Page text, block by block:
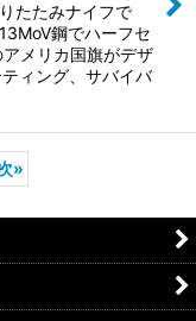
たたみナイフで
鋼でハーフセ
メリカ国旗がデザ
ィング、サバイバ
»